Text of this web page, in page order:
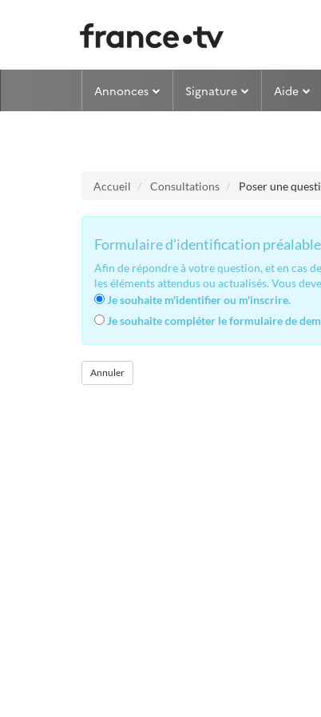
Annonces Signature Aide
Accueil Consultations Poser une
Formulaire d'identification
Afin de répondre à votre question, et en cas
les éléments attendus ou actualisés. Vous
Je souhaite m'identifier ou m'inscrire.
Je souhaite compléter le formulaire de